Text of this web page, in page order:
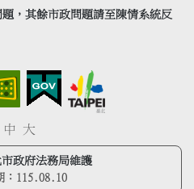
，其餘市政問題請至陳情系統反
中 大
政府法務局維護
： 115.08.10